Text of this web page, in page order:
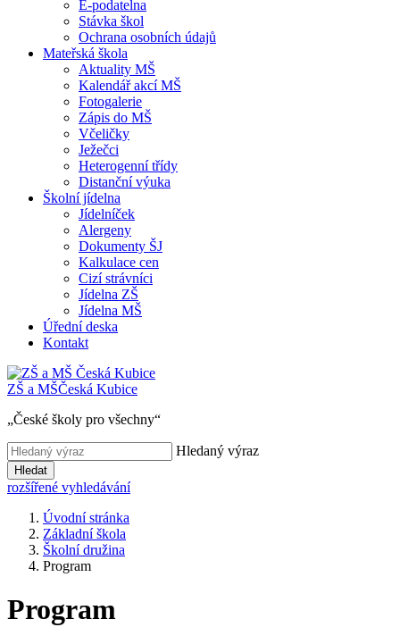
E-podatelna
Stávka škol
Ochrana osobních údajů
Mateřská škola
Aktuality MŠ
Kalendář akcí MŠ
Fotogalerie
Zápis do MŠ
Včeličky
Ježečci
Heterogenní třídy
Distanční výuka
Školní jídelna
Jídelníček
Alergeny
Dokumenty ŠJ
Kalkulace cen
Cizí strávníci
Jídelna ZŠ
Jídelna MŠ
Úřední deska
Kontakt
ZŠ a MŠČeská Kubice
„České školy pro všechny“
Hledaný výraz
Hledat
rozšířené vyhledávání
Úvodní stránka
Základní škola
Školní družina
Program
Program